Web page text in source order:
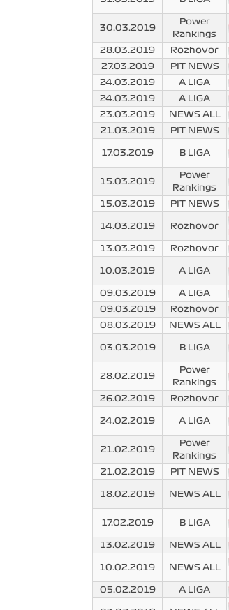
30.03.2019
Power
Rankings
28.03.2019
Rozhovor
27.03.2019
PIT NEWS
24.03.2019
A LIGA
24.03.2019
A LIGA
23.03.2019
NEWS ALL
21.03.2019
PIT NEWS
17.03.2019 B LIGA
15.03.2019
Power
Rankings
15.03.2019 PIT NEWS
14.03.2019 Rozhovor
13.03.2019 Rozhovor
10.03.2019 A LIGA
09.03.2019
A LIGA
09.03.2019
Rozhovor
08.03.2019
NEWS ALL
03.03.2019 B LIGA
28.02.2019
Power
Rankings
26.02.2019 Rozhovor
24.02.2019 A LIGA
21.02.2019
Power
Rankings
21.02.2019 PIT NEWS
18.02.2019 NEWS ALL
17.02.2019 B LIGA
13.02.2019
NEWS ALL
10.02.2019 NEWS ALL
05.02.2019
A LIGA